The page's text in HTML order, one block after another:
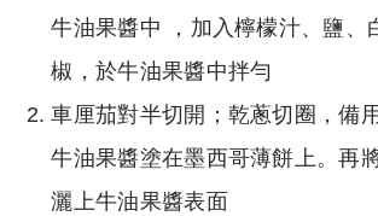
牛油果醬中 ，加入檸檬汁、鹽、
椒，於牛油果醬中拌勻
車厘茄對半切開；乾蔥切圈，備
牛油果醬塗在墨西哥薄餅上。再
灑上牛油果醬表面